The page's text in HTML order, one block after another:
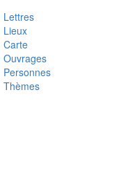
Lettres
Lieux
Carte
Ouvrages
Personnes
Thèmes